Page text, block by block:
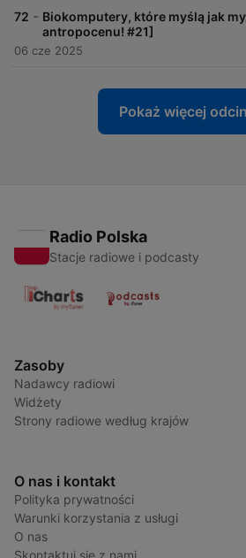
72 - Biokomputery, które myślą jak
antropocenu! #21]
06 cze 2025
Pokaż więcej
Radio Polska
Stacje radiowe i podcasty
Zasoby
Nadawcy radiowi
Widżety
Strony radiowe według krajów
O nas i kontakt
Polityka prywatności
Warunki korzystania z usługi
O nas